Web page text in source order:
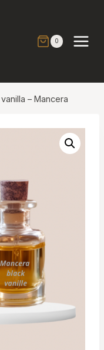
0
– Mancera